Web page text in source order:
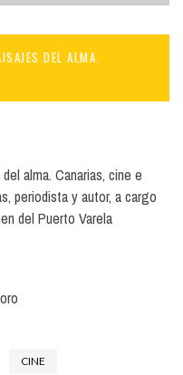
DEL ALMA.
alma. Canarias, cine e
periodista y autor, a cargo
del Puerto Varela
CINE